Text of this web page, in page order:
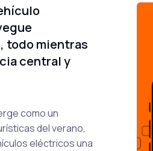
todo mientras
central y
como un
del verano,
eléctricos una